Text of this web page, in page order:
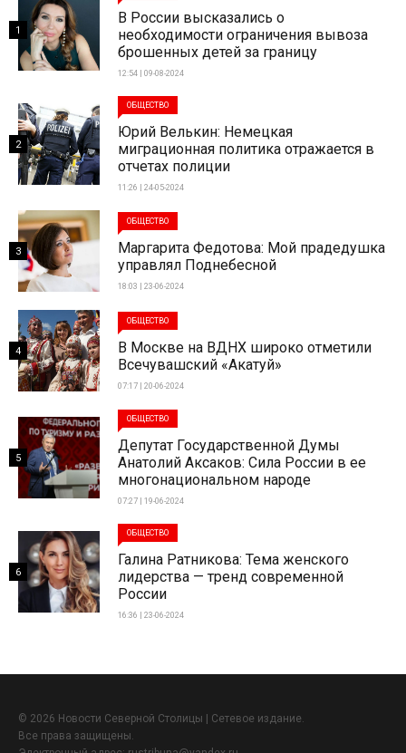
В России высказались о
необходимости ограничения вывоза
брошенных детей за границу
12:54 | 09-08-2024
1
ОБЩЕСТВО
Юрий Велькин: Немецкая
миграционная политика отражается в
отчетах полиции
11:26 | 24-05-2024
2
ОБЩЕСТВО
Маргарита Федотова: Мой прадедушка
управлял Поднебесной
18:03 | 23-06-2024
3
ОБЩЕСТВО
В Москве на ВДНХ широко отметили
Всечувашский «Акатуй»
07:17 | 20-06-2024
4
ОБЩЕСТВО
Депутат Государственной Думы
Анатолий Аксаков: Сила России в ее
многонациональном народе
07:27 | 19-06-2024
5
ОБЩЕСТВО
Галина Ратникова: Тема женского
лидерства — тренд современной
России
16:36 | 23-06-2024
6
© 2026 Новости Северной Столицы | Сетевое издание.
Все права защищены.